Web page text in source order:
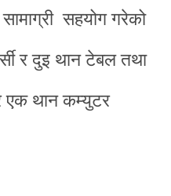
सहयोग गरेको
र दुइ थान टेबल तथा
एक थान कम्युटर